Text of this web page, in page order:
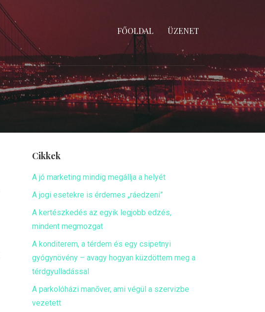
FŐOLDAL ÜZENET
Cikkek
A jó marketing mindig megállja a helyét
A jogi esetekre is érdemes „ráedzeni”
A kertészkedés az egyik legjobb edzés,
mindent megmozgat
A konditerem, a térdem és egy csipetnyi
gyógynövény – avagy hogyan küzdöttem meg a
térdgyulladással
A parkolóházi manőver, ami végül a szervizbe
vezetett